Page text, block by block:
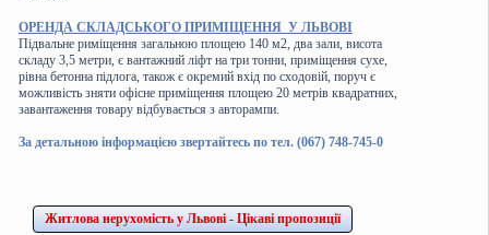
ОРЕНДА СКЛАДСЬКОГО ПРИМІЩЕННЯ У ЛЬВОВІ
Підвальне риміщення загальною площею 140 м2, два зали, висота
складу 3,5 метри, є вантажний ліфт на три тонни, приміщення сухе,
рівна бетонна підлога, також є окремий вхід по сходовій, поруч є
можливість зняти офісне приміщення площею 20 метрів квадратних,
завантаження товару відбувається з авторампи.
За детальною інформацією звертайтесь по тел. (067) 748-745-0
Житлова нерухомість у Львові - Цікаві пропозиції